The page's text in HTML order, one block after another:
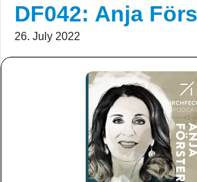
DF042: Anja
26. July 2022